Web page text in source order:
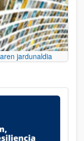
jardunaldia